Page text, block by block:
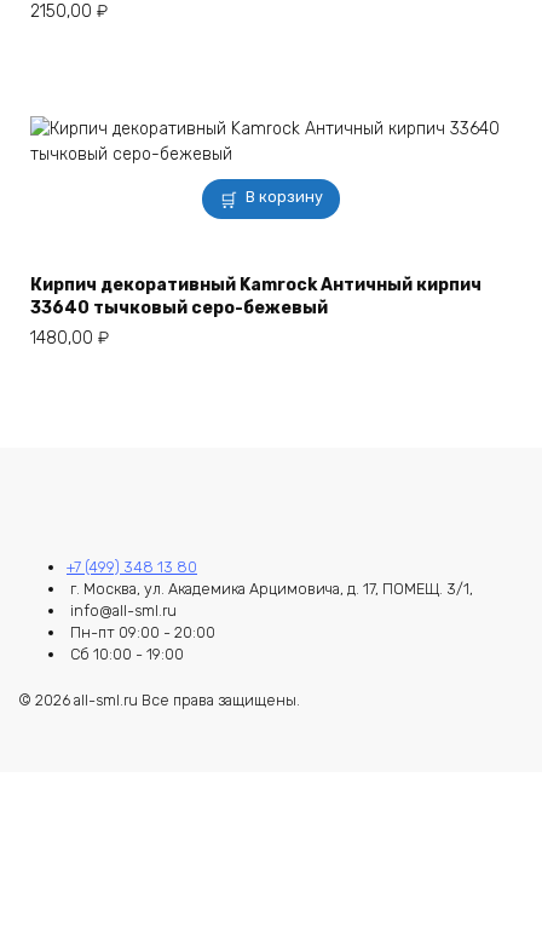
2150,00 ₽
В корзину
Кирпич декоративный Kamrock Античный кирпич
33640 тычковый серо-бежевый
1480,00 ₽
+7 (499) 348 13 80
г. Москва, ул. Академика Арцимовича, д. 17, ПОМЕЩ. 3/1,
info@all-sml.ru
Пн-пт 09:00 - 20:00
Сб 10:00 - 19:00
© 2026 all-sml.ru Все права защищены.